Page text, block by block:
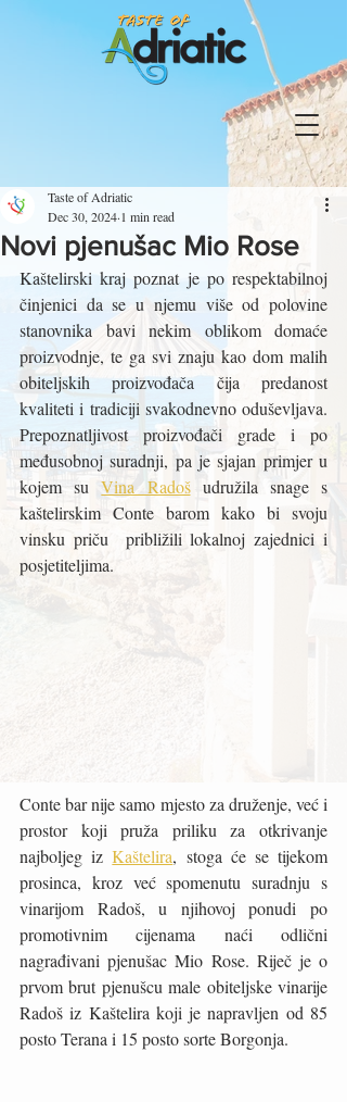
Novi pjenušac Mio Rose
Taste of Adriatic
Dec 30, 2024 1 min read
Kaštelirski kraj poznat je po respektabilnoj
činjenici da se u njemu više od polovine
stanovnika bavi nekim oblikom domaće
proizvodnje, te ga svi znaju kao dom malih
obiteljskih proizvođača čija predanost
kvaliteti i tradiciji svakodnevno oduševljava.
Prepoznatljivost proizvođači grade i po
međusobnoj suradnji, pa je sjajan primjer u
kojem su Vina Radoš udružila snage s
kaštelirskim Conte barom kako bi svoju
vinsku priču  približili lokalnoj zajednici i
posjetiteljima.
Conte bar nije samo mjesto za druženje, već i
prostor koji pruža priliku za otkrivanje
najboljeg iz Kaštelira, stoga će se tijekom
prosinca, kroz već spomenutu suradnju s
vinarijom Radoš, u njihovoj ponudi po
promotivnim cijenama naći odlični
nagrađivani pjenušac Mio Rose. Riječ je o
prvom brut pjenušcu male obiteljske vinarije
Radoš iz Kaštelira koji je napravljen od 85
posto Terana i 15 posto sorte Borgonja.